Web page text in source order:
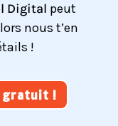
Digital peut
nous t’en
!
gratuit !